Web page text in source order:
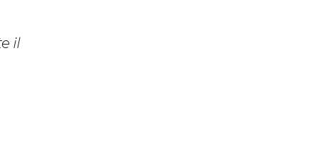
il